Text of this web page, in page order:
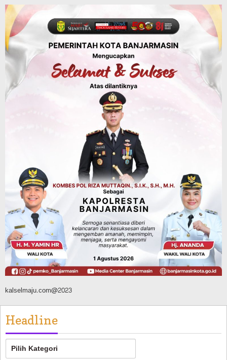
Operasi Sikat Intan 2026 Berakhir, Polda
Kalsel Amankan Ribuan Miras Hingga
Beberapa Tuak
Agustus 7, 2026
Advertorial Pemkab Balangan
Silaturahmi ke DPRD Balangan, Kapolres
AKBP Arif Mansyur Perkuat Koordinasi
Dinas PUPR Kalsel Headline Pembangunan
Jalan Veteran Km 5,5 Sungai Lulut
Dibuka Pasca Retak dan Amblas,
Angkutan Bertonase 6 Ton Lebih Tak
Diperbolehkan Melintas
Agustus 7, 2026
kalselmaju.com@2023
Headline
Headline